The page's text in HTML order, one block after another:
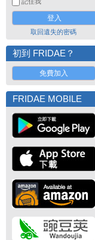
取回遺失的密碼
初到 FRIDAE？
免費加入
FRIDAE MOBILE